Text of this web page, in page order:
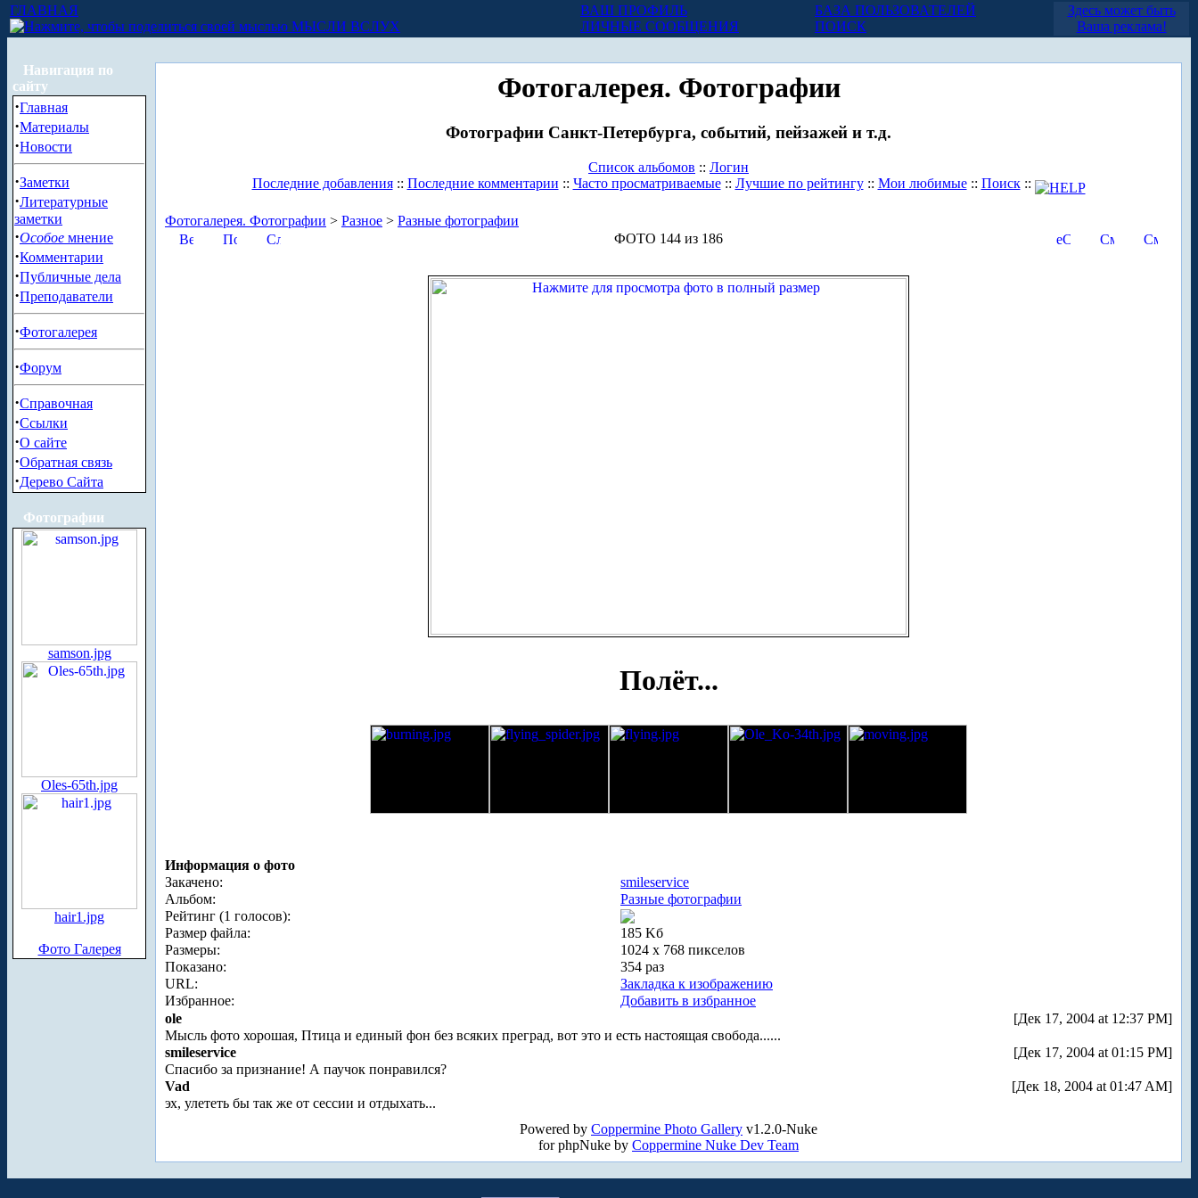
ГЛАВНАЯ
МЫСЛИ ВСЛУХ
ВАШ ПРОФИЛЬ
ЛИЧНЫЕ СООБЩЕНИЯ
БАЗА ПОЛЬЗОВАТЕЛЕЙ
ПОИСК
Здесь может быть
Ваша реклама!
Навигация по
сайту
·Главная
·Материалы
·Новости
·Заметки
·Литературные
заметки
·Особое мнение
·Комментарии
·Публичные дела
·Преподаватели
·Фотогалерея
·Форум
·Справочная
·Ссылки
·О сайте
·Обратная связь
·Дерево Сайта
Фотографии
samson.jpg
Oles-65th.jpg
hair1.jpg
Фото Галерея
Фотогалерея. Фотографии
Фотографии Санкт-Петербурга, событий, пейзажей и т.д.
Список альбомов :: Логин
Последние добавления:: Последние комментарии :: Часто просматриваемые:: Лучшие по рейтингу:: Мои любимые:: Поиск::
Фотогалерея. Фотографии > Разное > Разные фотографии
ФОТО 144 из 186
Полёт...
Информация о фото
Закачено:
smileservice
Альбом:
Разные фотографии
Рейтинг (1 голосов):
Размер файла:
185 Kб
Размеры:
1024 x 768 пикселов
Показано:
354 раз
URL:
Закладка к изображению
Избранное:
Добавить в избранное
ole
[Дек 17, 2004 at 12:37 PM]
Мысль фото хорошая, Птица и единый фон без всяких преград, вот это и есть настоящая свобода......
smileservice
[Дек 17, 2004 at 01:15 PM]
Спасибо за признание! А паучок понравился?
Vad
[Дек 18, 2004 at 01:47 AM]
эх, улететь бы так же от сессии и отдыхать...
Powered by Coppermine Photo Gallery v1.2.0-Nuke
for phpNuke by Coppermine Nuke Dev Team